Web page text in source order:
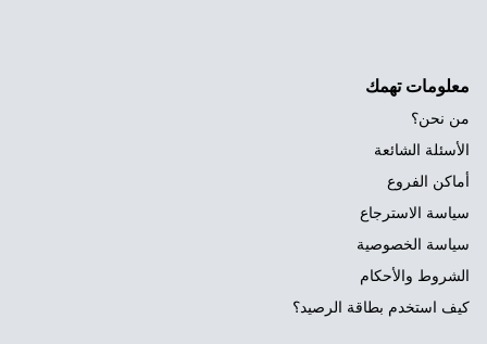
معلومات تهمك
من نحن؟
الأسئلة الشائعة
أماكن الفروع
سياسة الاسترجاع
سياسة الخصوصية
الشروط والأحكام
كيف استخدم بطاقة الرصيد؟